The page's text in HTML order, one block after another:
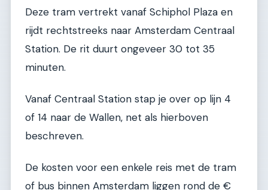
Deze tram vertrekt vanaf Schiphol Plaza en
rijdt rechtstreeks naar Amsterdam Centraal
Station. De rit duurt ongeveer 30 tot 35
minuten.
Vanaf Centraal Station stap je over op lijn 4
of 14 naar de Wallen, net als hierboven
beschreven.
De kosten voor een enkele reis met de tram
of bus binnen Amsterdam liggen rond de €